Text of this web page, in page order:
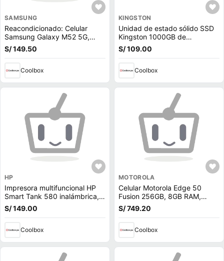
SAMSUNG
Reacondicionado: Celular
Samsung Galaxy M52 5G,
128GB, 6GB RAM, cámara
trasera 64MP y frontal 32MP,
S/ 149.50
Coolbox
KINGSTON
Unidad de estado sólido SSD
Kingston 1000GB de
capacidad, M.2, NVMe, PCIe
3.0
S/ 109.00
Coolbox
HP
Impresora multifuncional HP
Smart Tank 580 inalámbrica,
wifi, con tanques de tinta
S/ 149.00
Coolbox
MOTOROLA
Celular Motorola Edge 50
Fusion 256GB, 8GB RAM,
cámara trasera 50MP y frontal
32MP, 6.7"", verde azulado
S/ 749.20
Coolbox